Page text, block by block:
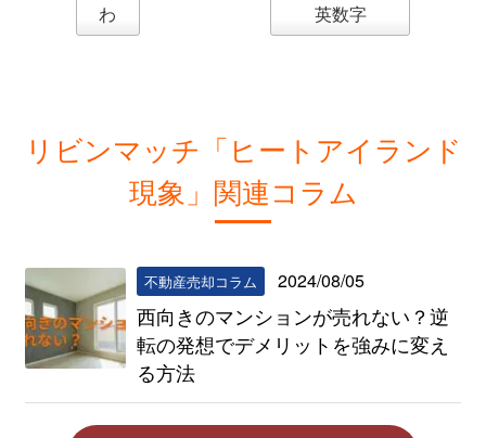
わ
英数字
リビンマッチ「ヒートアイランド
現象」関連コラム
不動産売却コラム 2024/08/05
西向きのマンションが売れない？逆
転の発想でデメリットを強みに変え
る方法